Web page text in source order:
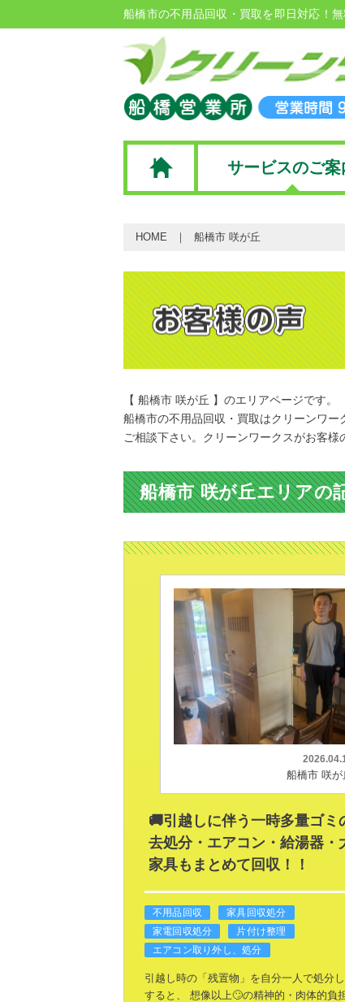
船橋市の不用品回収・買取を即日対応！
サービスのご案
HOME 船橋市 咲が丘
【 船橋市 咲が丘 】のエリアページです。
船橋市の不用品回収・買取はクリーンワ
ご相談下さい。クリーンワークスがお客様
船橋市 咲が丘エリアの
船橋市 咲が
🚚引越しに伴う一時多量ゴミ
去処分・エアコン・給湯器・
家具もまとめて回収！！
不用品回収
家具回収処分
家電回収処分
片付け整理
エアコン取り外し、処分
引越し時の「残置物」を自分一人で処分
すると、
想像以上🙄の精神的・肉体的負